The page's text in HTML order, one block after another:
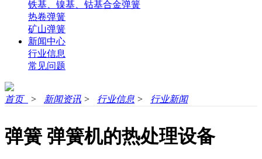
铁基、镍基、钴基合金弹簧
热卷弹簧
矿山弹簧
新闻中心
行业信息
常见问题
首页 > 新闻资讯 > 行业信息 > 行业新闻
弹簧 弹簧机的热处理设备